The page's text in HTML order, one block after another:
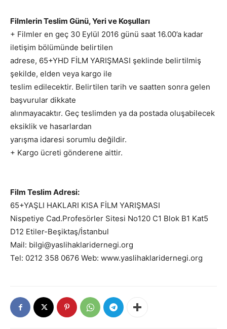
Filmlerin Teslim Günü, Yeri ve Koşulları
+ Filmler en geç 30 Eylül 2016 günü saat 16.00’a kadar
iletişim bölümünde belirtilen
adrese, 65+YHD FİLM YARIŞMASI şeklinde belirtilmiş
şekilde, elden veya kargo ile
teslim edilecektir. Belirtilen tarih ve saatten sonra gelen
başvurular dikkate
alınmayacaktır. Geç teslimden ya da postada oluşabilecek
eksiklik ve hasarlardan
yarışma idaresi sorumlu değildir.
+ Kargo ücreti gönderene aittir.
Film Teslim Adresi:
65+YAŞLI HAKLARI KISA FİLM YARIŞMASI
Nispetiye Cad.Profesörler Sitesi No120 C1 Blok B1 Kat5
D12 Etiler-Beşiktaş/İstanbul
Mail: bilgi@yaslihaklaridernegi.org
Tel: 0212 358 0676 Web: www.yaslihaklaridernegi.org